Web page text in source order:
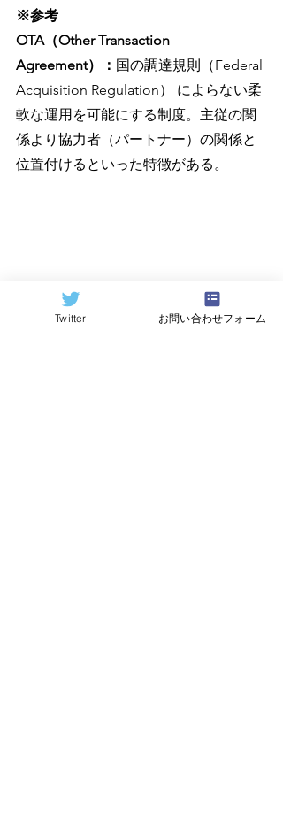
※参考
OTA（Other Transaction
Agreement）： 国の調達規則（Federal
Acquisition Regulation） によらない柔
軟な運用を可能にする制度。主従の関
係より協力者（パートナー）の関係と
位置付けるといった特徴がある。
=========================
Twitter お問い合わせフォーム